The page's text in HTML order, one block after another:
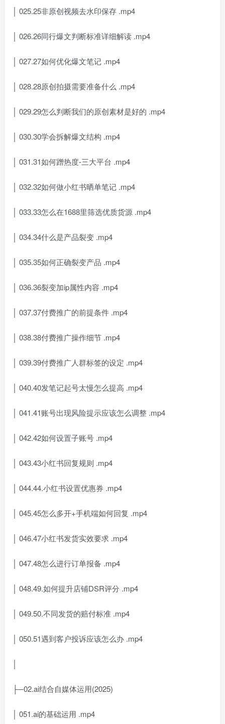
│ 025.25非原创视频去水印保存 .mp4
│ 026.26同行爆文判断标准详细解读 .mp4
│ 027.27如何优化爆文笔记 .mp4
│ 028.28原创拍摄需要准备什么 .mp4
│ 029.29怎么判断我们的原创素材是好的 .mp4
│ 030.30学会拆解爆文结构 .mp4
│ 031.31如何蹭热度-三大平台 .mp4
│ 032.32如何做小红书晒单笔记 .mp4
│ 033.33怎么在1688里筛选优质货源 .mp4
│ 034.34什么是产品裂变 .mp4
│ 035.35如何正确裂变产品 .mp4
│ 036.36裂变加ip属性内容 .mp4
│ 037.37付费推广的前提条件 .mp4
│ 038.38付费推广操作细节 .mp4
│ 039.39付费推广人群标签的设定 .mp4
│ 040.40发笔记起号太慢怎么提高 .mp4
│ 041.41账号出现风险提示应该怎么调整 .mp4
│ 042.42如何设置子账号 .mp4
│ 043.43小红书回复规则 .mp4
│ 044.44.小红书设置优惠券 .mp4
│ 045.45怎么多开+手机端如何回复 .mp4
│ 046.47小红书发货实效要求 .mp4
│ 047.48怎么进行订单报备 .mp4
│ 048.49.如何提升店铺DSR评分 .mp4
│ 049.50.不同发货的赔付标准 .mp4
│ 050.51遇到客户投诉应该怎么办 .mp4
├─02.ai结合自媒体运用(2025)
│ 051.ai的基础运用 .mp4